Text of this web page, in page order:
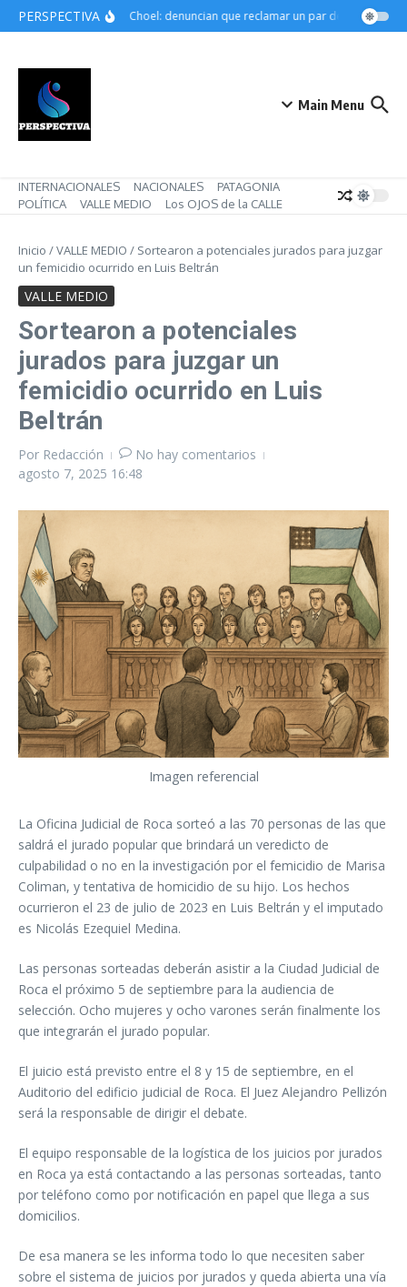
Saltar al contenido
PERSPECTIVAChoele Choel: denuncian que reclamar un par de botines
Main Menu
INTERNACIONALES NACIONALES
PATAGONIA
POLÍTICA
VALLE MEDIO Los OJOS de la CALLE
Inicio /VALLE MEDIO / Sortearon a potenciales jurados para juzgar
un femicidio ocurrido en Luis Beltrán
VALLE MEDIO
Sortearon a potenciales
jurados para juzgar un
femicidio ocurrido en Luis
Beltrán
Por Redacción
No hay comentarios
agosto 7, 2025 16:48
Imagen referencial
La Oficina Judicial de Roca sorteó a las 70 personas de las que
saldrá el jurado popular que brindará un veredicto de
culpabilidad o no en la investigación por el femicidio de Marisa
Coliman, y tentativa de homicidio de su hijo. Los hechos
ocurrieron el 23 de julio de 2023 en Luis Beltrán y el imputado
es Nicolás Ezequiel Medina.
Las personas sorteadas deberán asistir a la Ciudad Judicial de
Roca el próximo 5 de septiembre para la audiencia de
selección. Ocho mujeres y ocho varones serán finalmente los
que integrarán el jurado popular.
El juicio está previsto entre el 8 y 15 de septiembre, en el
Auditorio del edificio judicial de Roca. El Juez Alejandro Pellizón
será la responsable de dirigir el debate.
El equipo responsable de la logística de los juicios por jurados
en Roca ya está contactando a las personas sorteadas, tanto
por teléfono como por notificación en papel que llega a sus
domicilios.
De esa manera se les informa todo lo que necesiten saber
sobre el sistema de juicios por jurados y queda abierta una vía